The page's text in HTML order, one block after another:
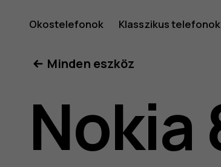
Nokia
8.1
Okostelefonok Klasszikus telefonok
Minden eszköz
Nokia